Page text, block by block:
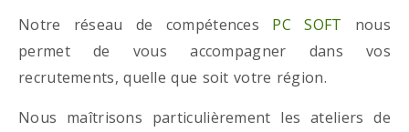
Notre réseau de compétences PC SOFT nous
permet de vous accompagner dans vos
recrutements, quelle que soit votre région.
Nous maîtrisons particulièrement les ateliers de